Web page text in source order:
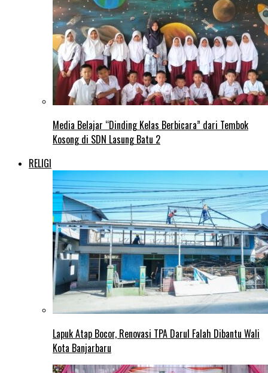
Media Belajar “Dinding Kelas Berbicara” dari Tembok
Kosong di SDN Lasung Batu 2
RELIGI
Lapuk Atap Bocor, Renovasi TPA Darul Falah Dibantu Wali
Kota Banjarbaru